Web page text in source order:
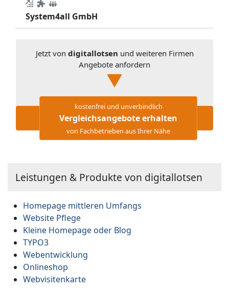
System4all GmbH
Jetzt von digitallotsen und weiteren Firmen
Angebote anfordern
kostenfrei und unverbindlich
Vergleichsangebote erhalten
von Fachbetrieben aus Ihrer Nähe
Leistungen & Produkte von digitallotsen
Homepage mittleren Umfangs
Website Pflege
Kleine Homepage oder Blog
TYPO3
Webentwicklung
Onlineshop
Webvisitenkarte